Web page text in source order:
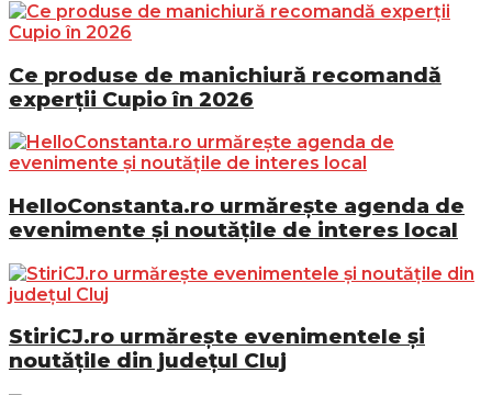
Ce produse de manichiură recomandă
experții Cupio în 2026
HelloConstanta.ro urmărește agenda de
evenimente și noutățile de interes local
StiriCJ.ro urmărește evenimentele și
noutățile din județul Cluj